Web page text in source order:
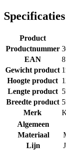
Specificaties
Product
Productnummer
EAN
Gewicht product
Hoogte product
Lengte product
Breedte product
Merk
Algemeen
Materiaal
Lijn